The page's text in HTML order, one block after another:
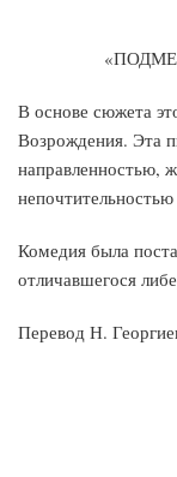
В основе сюжета
Воз­рождения. Эта
направлен­ностью,
Комедия была
от­личавшегося
Перевод Н.